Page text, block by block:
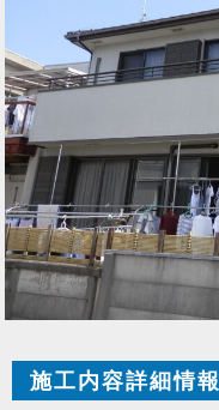
施工内容詳細情報